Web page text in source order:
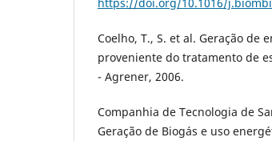
Coelho, T., S. et al. Geração
proveniente do tratamento de
- Agrener, 2006.
Companhia de Tecnologia de
Geração de Biogás e uso